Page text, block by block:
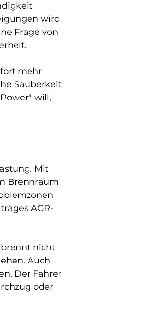
wird
Frage von
mehr
Sauberkeit
will,
Mit
Brennraum
AGR-
nicht
Auch
Der Fahrer
oder